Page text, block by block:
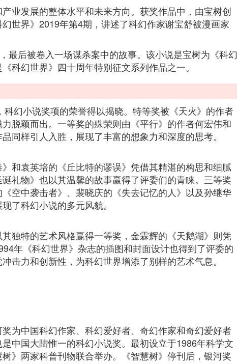
业发展的整体水平和未来方向。获奖作品中，由宝树创
世界》2019年第4期，讲述了科幻作家谢宝舒被漫画家
最后被卷入一场谋杀案中的故事。该小说是宝树为《科幻
科幻世界》四十周年特别征文系列作品之一。
幻小说奖项的荣誉得以揭晓。特等奖被《天火》的作者
脱颖而出。一等奖的殊荣则由《平行》的作者何宏伟和
同样引人入胜，展现了丰富的想象力和深度的思考。
和袁英培的《丘比特的谬误》凭借其精湛的构思和细腻
礼物》也以其温馨的故事赢得了评委们的青睐。三等奖
空中袭击者》、裴晓庆的《失去记忆的人》以及孙继华
了科幻小说的多元风貌。
独特的艺术风格赢得一等奖，金霖辉的《天鹅湖》则凭
年《科幻世界》杂志的插图和封面设计也得到了评委的
击力和创新性，为科幻世界增添了别样的艺术气息。
为中国科幻作家、科幻爱好者、奇幻作家和奇幻爱好者
中国大陆惟一的科幻小说奖。最初设立于1986年科学文
》两家科普刊物联合举办。《智慧树》停刊后，银河奖